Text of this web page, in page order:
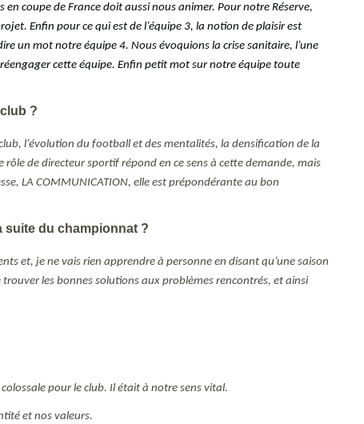
coupe de France doit aussi nous animer. Pour notre Réserve,
Enfin pour ce qui est de l’équipe 3, la notion de plaisir est
un mot notre équipe 4. Nous évoquions la crise sanitaire, l’une
cette équipe. Enfin petit mot sur notre équipe toute
?
l’évolution du football et des mentalités, la densification de la
de directeur sportif répond en ce sens à cette demande, mais
LA COMMUNICATION, elle est prépondérante au bon
suite du championnat ?
et, je ne vais rien apprendre à personne en disant qu’une saison
les bonnes solutions aux problèmes rencontrés, et ainsi
pour le club. Il était à notre sens vital.
et nos valeurs.